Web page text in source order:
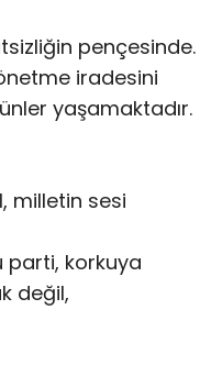
pençesinde.
iradesini
yaşamaktadır.
milletin sesi
parti, korkuya
değil,